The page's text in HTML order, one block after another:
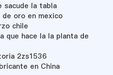
sacude la tabla
de oro en mexico
chile
que hace la la planta de
2zs1536
en China